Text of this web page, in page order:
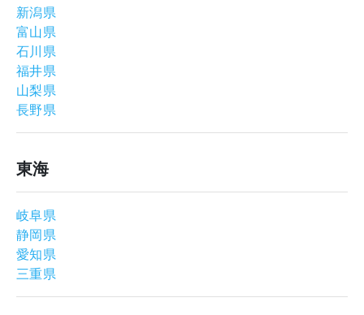
新潟県
富山県
石川県
福井県
山梨県
長野県
東海
岐阜県
静岡県
愛知県
三重県